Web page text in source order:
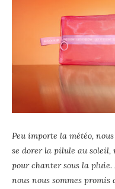
Peu importe la météo,
se dorer la pilule au soleil,
pour chanter sous la
nous nous sommes promis